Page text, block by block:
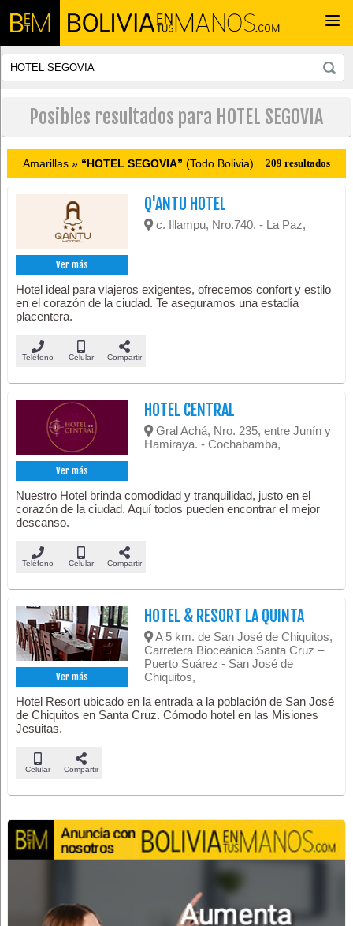
Posibles resultados para HOTEL SEGOVIA
Amarillas » “HOTEL SEGOVIA” (Todo Bolivia) 209 resultados
Ver más
Q'ANTU HOTEL
c. Illampu, Nro.740. - La Paz,
Hotel ideal para viajeros exigentes, ofrecemos confort y estilo
en el corazón de la ciudad. Te aseguramos una estadía
placentera.
Teléfono Celular Compartir
Ver más
HOTEL CENTRAL
Gral Achá, Nro. 235, entre Junín y
Hamiraya. - Cochabamba,
Nuestro Hotel brinda comodidad y tranquilidad, justo en el
corazón de la ciudad. Aquí todos pueden encontrar el mejor
descanso.
Teléfono Celular Compartir
Ver más
HOTEL & RESORT LA QUINTA
A 5 km. de San José de Chiquitos,
Carretera Bioceánica Santa Cruz –
Puerto Suárez - San José de
Chiquitos,
Hotel Resort ubicado en la entrada a la población de San José
de Chiquitos en Santa Cruz. Cómodo hotel en las Misiones
Jesuitas.
Celular Compartir